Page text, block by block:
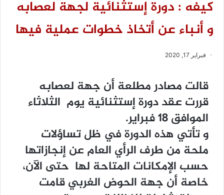
كيفه : دورة إستثنائية لجهة لعصابه
و أنباء عن أتخاذ خطوات عملية فيها
فبراير 17, 2020
قالت مصادر مطلعة أن جهة لعصابه
قررت عقد دورة إستثنائية يوم الثلاثاء
الموافق 18 فبراير.
و تأتي هذه الدورة في ظل تساؤلات
ملحة من طرف الرأي العام عن إنجازاتها
حسب الإمكانات المتاحة لها حتى الآن،
خاصة أن جهة الحوض الغربي قامت